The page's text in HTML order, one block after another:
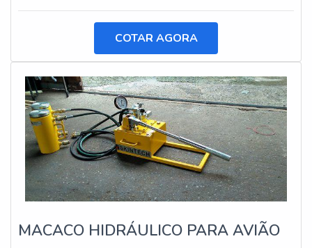
COTAR AGORA
MACACO HIDRÁULICO PARA AVIÃO